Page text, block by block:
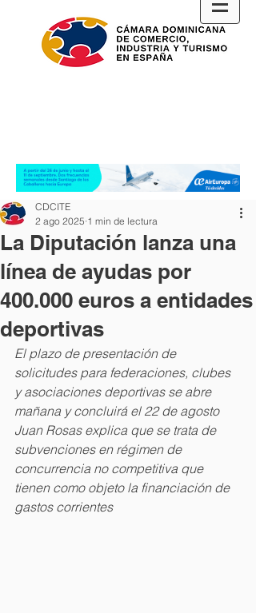
La Diputación lanza una
línea de ayudas por
400.000 euros a entidades
deportivas
CDCITE
2 ago 2025 1 min de lectura
El plazo de presentación de
solicitudes para federaciones, clubes
y asociaciones deportivas se abre
mañana y concluirá el 22 de agosto
Juan Rosas explica que se trata de
subvenciones en régimen de
concurrencia no competitiva que
tienen como objeto la financiación de
gastos corrientes